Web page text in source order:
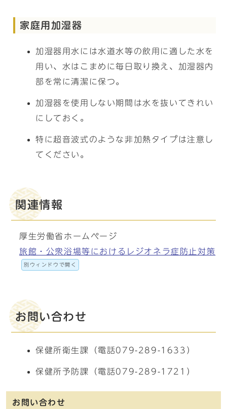
家庭用加湿器
加湿器用水には水道水等の飲用に適した水を
用い、水はこまめに毎日取り換え、加湿器内
部を常に清潔に保つ。
加湿器を使用しない期間は水を抜いてきれい
にしておく。
特に超音波式のような非加熱タイプは注意し
てください。
関連情報
厚生労働省ホームページ
旅館・公衆浴場等におけるレジオネラ症防止対策
別ウィンドウで開く
お問い合わせ
保健所衛生課（電話079-289-1633）
保健所予防課（電話079-289-1721）
お問い合わせ